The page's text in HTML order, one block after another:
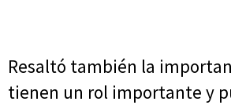
Resaltó también la
tienen un rol importante y